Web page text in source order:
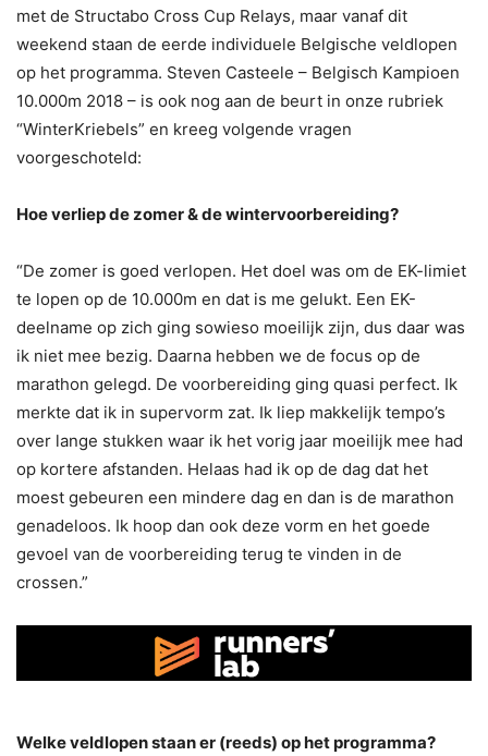
met de Structabo Cross Cup Relays, maar vanaf dit
weekend staan de eerde individuele Belgische veldlopen
op het programma. Steven Casteele – Belgisch Kampioen
10.000m 2018 – is ook nog aan de beurt in onze rubriek
“WinterKriebels” en kreeg volgende vragen
voorgeschoteld:
Hoe verliep de zomer & de wintervoorbereiding?
“De zomer is goed verlopen. Het doel was om de EK-limiet
te lopen op de 10.000m en dat is me gelukt. Een EK-
deelname op zich ging sowieso moeilijk zijn, dus daar was
ik niet mee bezig. Daarna hebben we de focus op de
marathon gelegd. De voorbereiding ging quasi perfect. Ik
merkte dat ik in supervorm zat. Ik liep makkelijk tempo’s
over lange stukken waar ik het vorig jaar moeilijk mee had
op kortere afstanden. Helaas had ik op de dag dat het
moest gebeuren een mindere dag en dan is de marathon
genadeloos. Ik hoop dan ook deze vorm en het goede
gevoel van de voorbereiding terug te vinden in de
crossen.”
Welke veldlopen staan er (reeds) op het programma?